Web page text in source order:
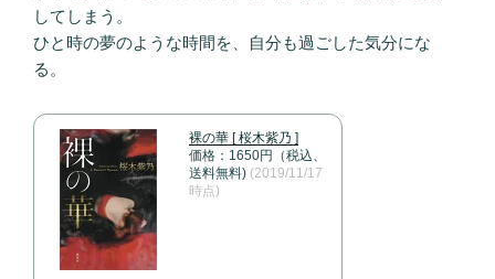
してしまう。
ひと時の夢のような時間を、自分も過ごした気分にな
る。
裸の華 [ 桜木紫乃 ]
価格：1650円（税込、
送料無料) (2019/11/17
時点)